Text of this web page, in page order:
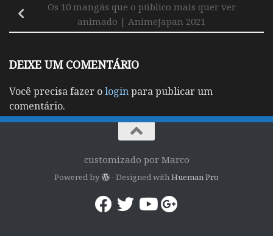
Os 10 mangás que o público mais quer ver
animado | AnimeJapan 2021
DEIXE UM COMENTÁRIO
Você precisa fazer ologinpara publicar um
comentário.
customizado por Marco
Powered by - Designed with Hueman Pro